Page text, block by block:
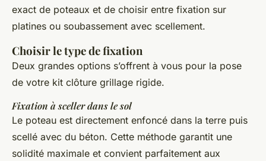
exact de poteaux et de choisir entre fixation sur
platines ou soubassement avec scellement.
Choisir le type de fixation
Deux grandes options s’offrent à vous pour la pose
de votre kit clôture grillage rigide.
Fixation à sceller dans le sol
Le poteau est directement enfoncé dans la terre puis
scellé avec du béton. Cette méthode garantit une
solidité maximale et convient parfaitement aux